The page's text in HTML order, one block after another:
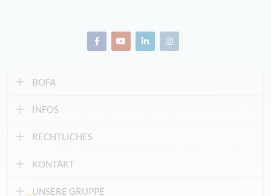
BOFA
INFOS
RECHTLICHES
KONTAKT
UNSERE GRUPPE